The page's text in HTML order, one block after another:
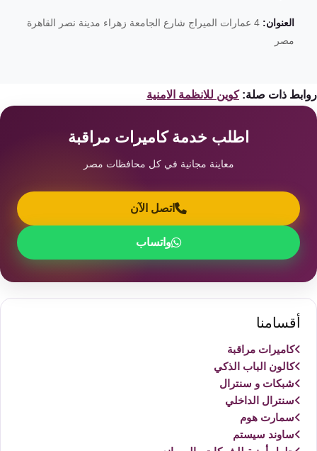
العنوان:
4 عمارات الميراج شارع الجامعة زهراء مدينة نصر القاهرة
مصر
ذات صلة: كوين للانظمة الامنية
اطلب خدمة كاميرات مراقبة
معاينة مجانية في كل محافظات مصر
اتصل الآن
واتساب
أقسامنا
كاميرات مراقبة
كالون الباب الذكي
شبكات و سنترال
سنترال الداخلي
سمارت هوم
ساوند سيستم